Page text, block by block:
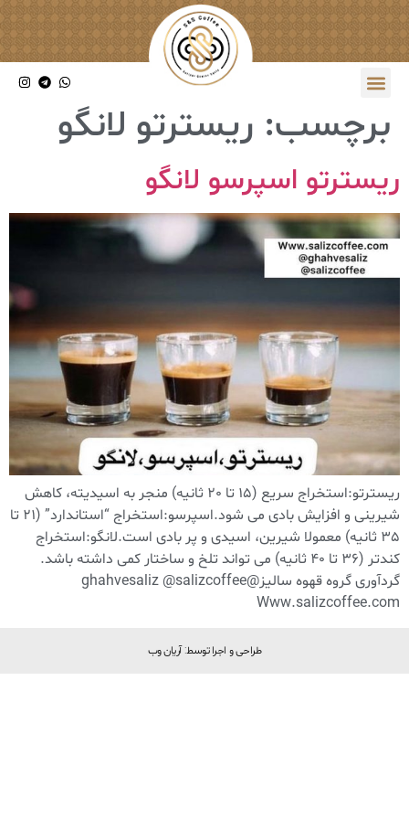
برچسب: ریسترتو لانگو
ریسترتو اسپرسو لانگو
ریسترتو:استخراج سریع (15 تا 20 ثانیه) منجر به اسیدیته، کاهش
شیرینی و افزایش بادی می شود.اسپرسو:استخراج “استاندارد” (21 تا
35 ثانیه) معمولا شیرین، اسیدی و پر بادی است.لانگو:استخراج
کندتر (36 تا 40 ثانیه) می تواند تلخ و ساختار کمی داشته باشد.
گرد‌آوری گروه قهوه سالیز@ghahvesaliz @salizcoffee
Www.salizcoffee.com
طراحی و اجرا توسط: آریان وب